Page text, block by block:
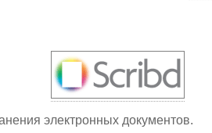
электронных документов.